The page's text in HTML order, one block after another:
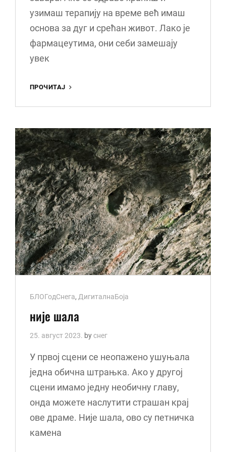
узимаш терапију на време већ имаш
основа за дуг и срећан живот. Лако је
фармацеутима, они себи замешају
увек
ПРОЧИТАЈ
Cat
Links
БЛОГодСнега, ДигиталнаБоја
није шала
25. август 2023. byснег
У првој сцени се неопажено ушуњала
једна обична штрањка. Ако у другој
сцени имамо једну необичну главу,
онда можете наслутити страшан крај
ове драме. Није шала, овo су петничка
камена